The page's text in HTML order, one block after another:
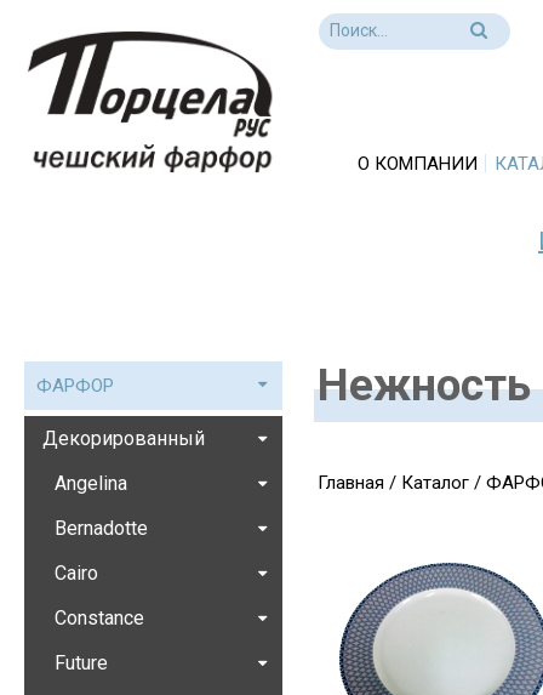
О КОМПАНИИ
Нежность
Главная / Каталог /
ФАРФОР
Декорированный
Angelina
Bernadotte
Cairo
Constance
Future